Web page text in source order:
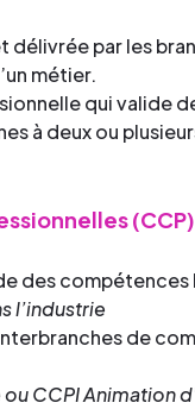
par les
métier.
qui valide
à deux ou
des
l’industrie
de
CCPI Animation